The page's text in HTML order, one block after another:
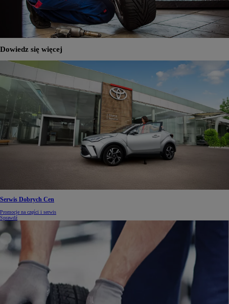
Dowiedz się więcej
Serwis Dobrych Cen
Promocje na części i serwis
Sprawdź